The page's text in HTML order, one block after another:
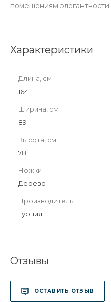
помещениям элегантности.
Характеристики
Длина, см
164
Ширина, см
89
Высота, см
78
Ножки
Дерево
Производитель
Турция
Отзывы
ОСТАВИТЬ ОТЗЫВ